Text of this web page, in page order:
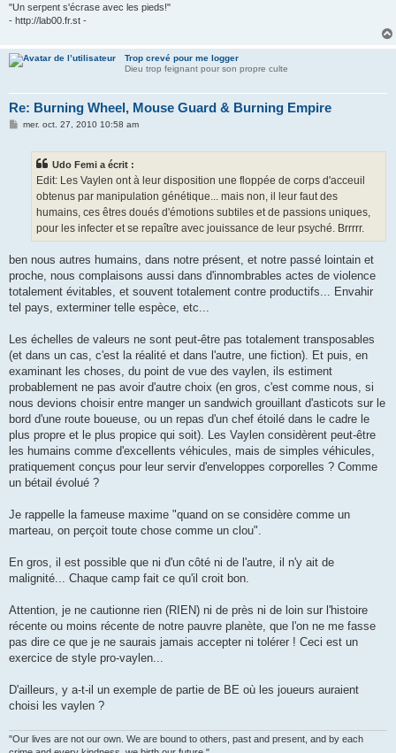
"Un serpent s'écrase avec les pieds!"
- http://lab00.fr.st -
Trop crevé pour me logger
Dieu trop feignant pour son propre culte
Re: Burning Wheel, Mouse Guard & Burning Empire
Mmer. oct. 27, 2010 10:58 am
Udo Femi a écrit :
Edit: Les Vaylen ont à leur disposition une floppée de corps d'acceuil
obtenus par manipulation génétique... mais non, il leur faut des
humains, ces êtres doués d'émotions subtiles et de passions uniques,
pour les infecter et se repaître avec jouissance de leur psyché. Brrrrr.
ben nous autres humains, dans notre présent, et notre passé lointain et
proche, nous complaisons aussi dans d'innombrables actes de violence
totalement évitables, et souvent totalement contre productifs... Envahir
tel pays, exterminer telle espèce, etc...
Les échelles de valeurs ne sont peut-être pas totalement transposables
(et dans un cas, c'est la réalité et dans l'autre, une fiction). Et puis, en
examinant les choses, du point de vue des vaylen, ils estiment
probablement ne pas avoir d'autre choix (en gros, c'est comme nous, si
nous devions choisir entre manger un sandwich grouillant d'asticots sur le
bord d'une route boueuse, ou un repas d'un chef étoilé dans le cadre le
plus propre et le plus propice qui soit). Les Vaylen considèrent peut-être
les humains comme d'excellents véhicules, mais de simples véhicules,
pratiquement conçus pour leur servir d'enveloppes corporelles ? Comme
un bétail évolué ?
Je rappelle la fameuse maxime "quand on se considère comme un
marteau, on perçoit toute chose comme un clou".
En gros, il est possible que ni d'un côté ni de l'autre, il n'y ait de
malignité... Chaque camp fait ce qu'il croit bon.
Attention, je ne cautionne rien (RIEN) ni de près ni de loin sur l'histoire
récente ou moins récente de notre pauvre planète, que l'on ne me fasse
pas dire ce que je ne saurais jamais accepter ni tolérer ! Ceci est un
exercice de style pro-vaylen...
D'ailleurs, y a-t-il un exemple de partie de BE où les joueurs auraient
choisi les vaylen ?
"Our lives are not our own. We are bound to others, past and present, and by each